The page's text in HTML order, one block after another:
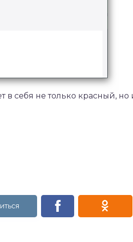
в себя не только красный, но